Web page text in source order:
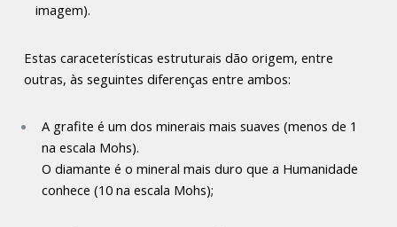
imagem).
Estas caraceterísticas estruturais dão origem, entre
outras, às seguintes diferenças entre ambos:
A grafite é um dos minerais mais suaves (menos de 1
na escala Mohs).
O diamante é o mineral mais duro que a Humanidade
conhece (10 na escala Mohs);